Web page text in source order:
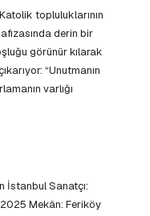
topluluklarının
derin bir
görünür kılarak
“Unutmanın
varlığı
İstanbul Sanatçı:
Mekân: Feriköy